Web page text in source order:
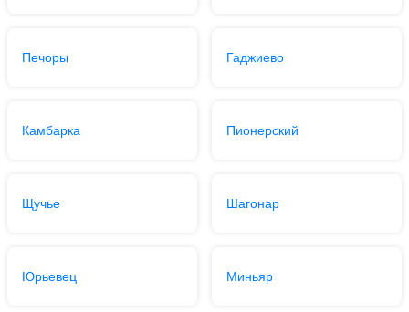
Печоры Гаджиево
Камбарка Пионерский
Щучье Шагонар
Юрьевец Миньяр